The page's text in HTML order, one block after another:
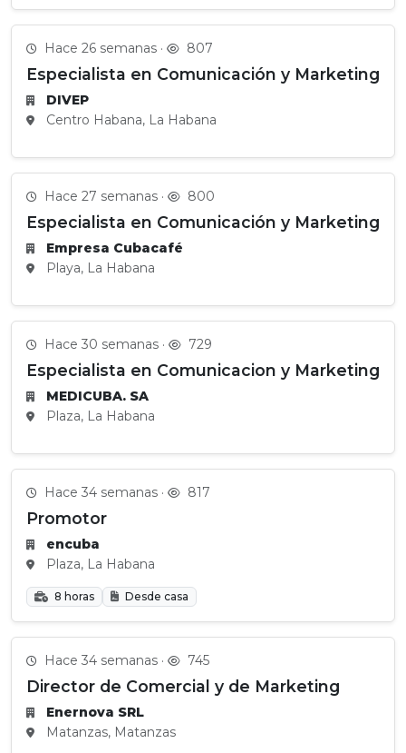
Hace 26 semanas · 807
Especialista en Comunicación y Marketing
DIVEP
Centro Habana, La Habana
Hace 27 semanas · 800
Especialista en Comunicación y Marketing
Empresa Cubacafé
Playa, La Habana
Hace 30 semanas · 729
Especialista en Comunicacion y Marketing
MEDICUBA. SA
Plaza, La Habana
Hace 34 semanas · 817
Promotor
encuba
Plaza, La Habana
8 horas Desde casa
Hace 34 semanas · 745
Director de Comercial y de Marketing
Enernova SRL
Matanzas, Matanzas